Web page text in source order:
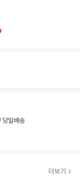
당일배송
더보기